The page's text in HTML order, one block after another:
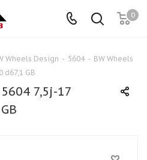
0
Wheels Design - 5604 - BW Wheels
d67,1 GB
7,5j-17